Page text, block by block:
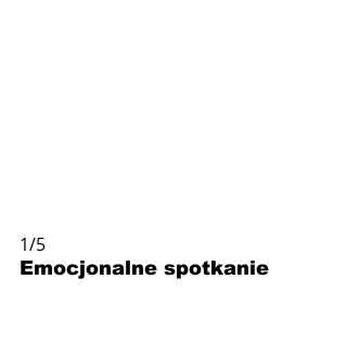
1/5
Emocjonalne spotkanie